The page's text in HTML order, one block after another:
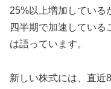
25%以上増加している
四半期で加速している
は語っています。
新しい株式には、直近